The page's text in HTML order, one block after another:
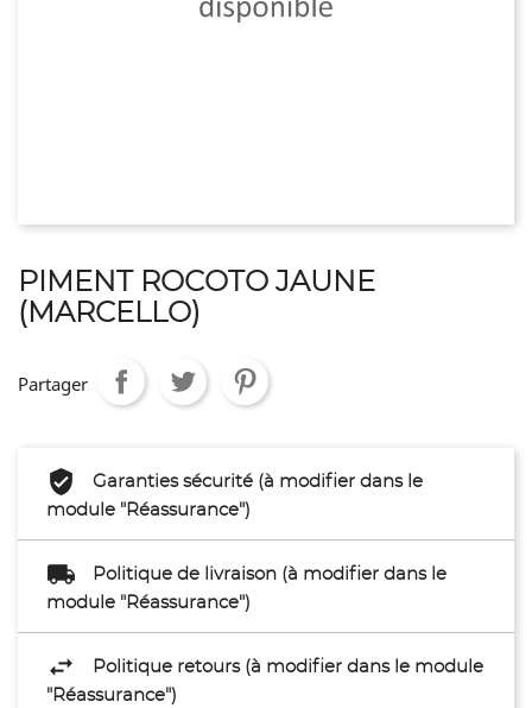
PIMENT ROCOTO JAUNE
(MARCELLO)
Partager
Garanties sécurité (à modifier dans le
module "Réassurance")
Politique de livraison (à modifier dans le
module "Réassurance")
Politique retours (à modifier dans le module
"Réassurance")